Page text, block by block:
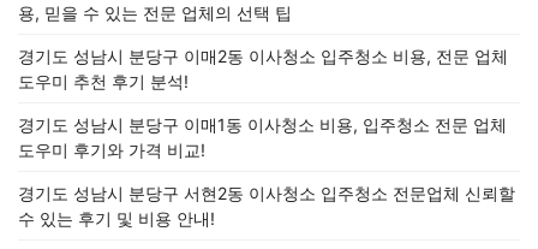
용, 믿을 수 있는 전문 업체의 선택 팁
경기도 성남시 분당구 이매2동 이사청소 입주청소 비용, 전문 업체
도우미 추천 후기 분석!
경기도 성남시 분당구 이매1동 이사청소 비용, 입주청소 전문 업체
도우미 후기와 가격 비교!
경기도 성남시 분당구 서현2동 이사청소 입주청소 전문업체 신뢰할
수 있는 후기 및 비용 안내!